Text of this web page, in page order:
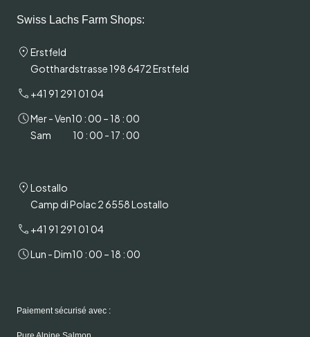
Swiss Lachs Farm Shops:
Erstfeld
Gotthardstrasse 198 6472 Erstfeld
+41 91 291 01 04
Mer - Ven10 : 00 – 18 : 00
Sam
10 : 00 - 17 : 00
Lostallo
Camp di Polac 2 6558 Lostallo
+41 91 291 01 04
Lun - Dim10 : 00 – 18 : 00
Paiement sécurisé avec :